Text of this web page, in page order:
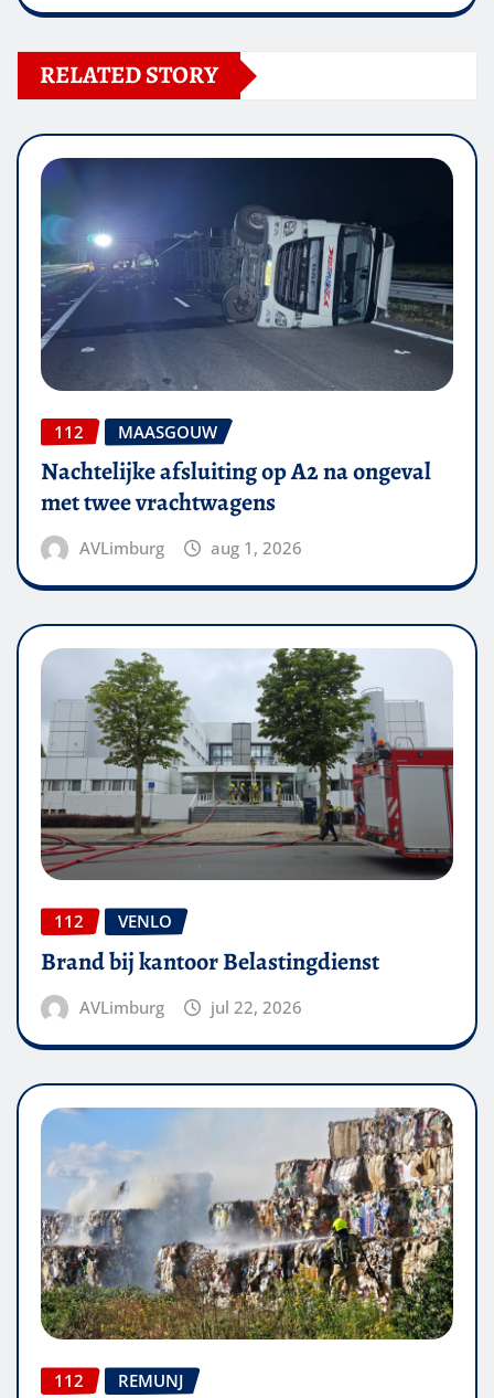
RELATED STORY
112 MAASGOUW
Nachtelijke afsluiting op A2 na ongeval
met twee vrachtwagens
AVLimburg aug 1, 2026
112 VENLO
Brand bij kantoor Belastingdienst
AVLimburg jul 22, 2026
112 REMUNJ